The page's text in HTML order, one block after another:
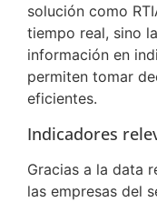
solución como
tiempo real, sino
información en
permiten tomar
eficientes.
Indicadores
Gracias a la data
las empresas del